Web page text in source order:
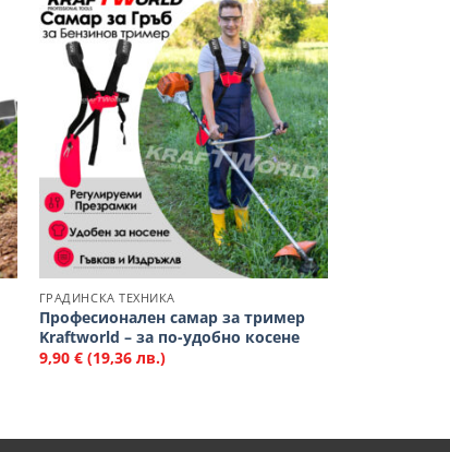
Добави
в
Любими
ГРАДИНСКА ТЕХНИКА
Професионален самар за тример
Kraftworld – за по-удобно косене
9,90 € (19,36 лв.)